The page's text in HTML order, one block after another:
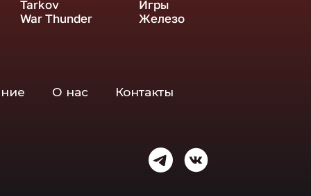
Tarkov
War Thunder
Игры
Железо
О нас
Контакты